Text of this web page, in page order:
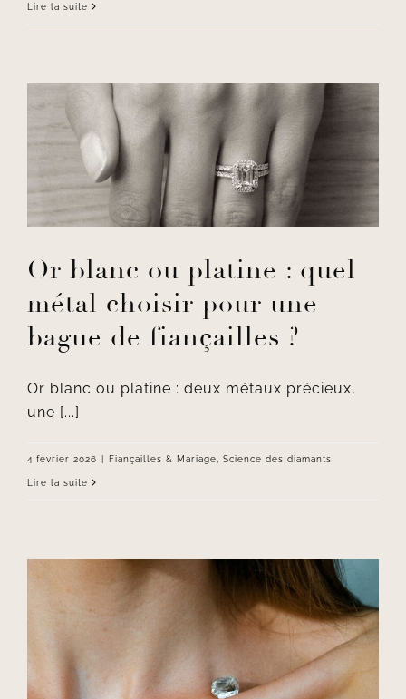
Lire la suite
Or blanc ou platine : quel
métal choisir pour une
bague de fiançailles ?
Or blanc ou platine : deux métaux précieux,
une [...]
4 février 2026 Fiançailles & Mariage Science des diamants
Lire la suite